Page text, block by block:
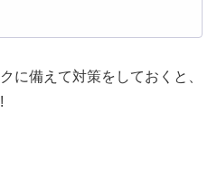
に備えて対策をしておくと、